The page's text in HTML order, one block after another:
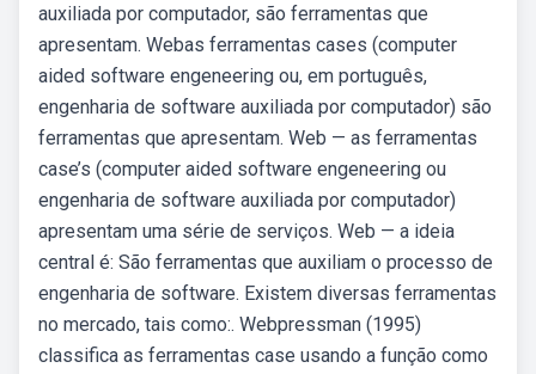
auxiliada por computador, são ferramentas que
apresentam. Webas ferramentas cases (computer
aided software engeneering ou, em português,
engenharia de software auxiliada por computador) são
ferramentas que apresentam. Web — as ferramentas
case’s (computer aided software engeneering ou
engenharia de software auxiliada por computador)
apresentam uma série de serviços. Web — a ideia
central é: São ferramentas que auxiliam o processo de
engenharia de software. Existem diversas ferramentas
no mercado, tais como:. Webpressman (1995)
classifica as ferramentas case usando a função como